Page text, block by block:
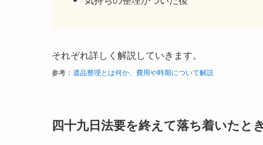
それぞれ詳しく解説していきます。
参考： 遺品整理とは何か、費用や時期について解説
四十九日法要を終えて落ち着いたと